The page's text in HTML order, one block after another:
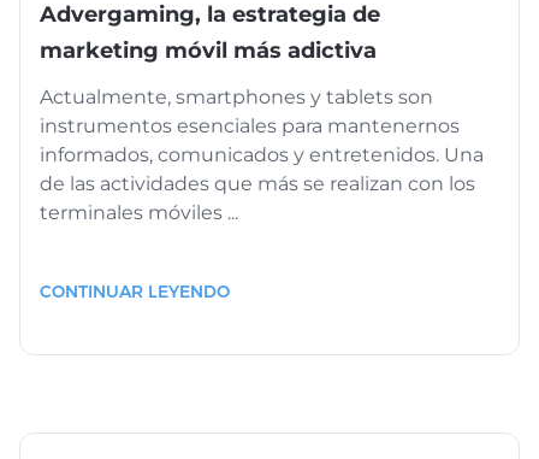
Advergaming, la estrategia de
marketing móvil más adictiva
Actualmente, smartphones y tablets son
instrumentos esenciales para mantenernos
informados, comunicados y entretenidos. Una
de las actividades que más se realizan con los
terminales móviles ...
CONTINUAR LEYENDO